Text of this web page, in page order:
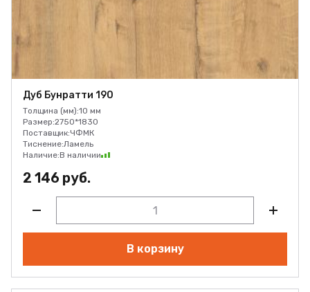
Дуб Бунратти 190
Толщина (мм):10 мм
Размер:2750*1830
Поставщик:ЧФМК
Тиснение:Ламель
Наличие:В наличии
2 146 руб.
В корзину